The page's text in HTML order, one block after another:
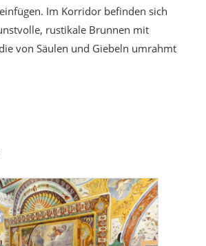
Im Korridor befinden sich
rustikale Brunnen mit
von Säulen und Giebeln umrahmt